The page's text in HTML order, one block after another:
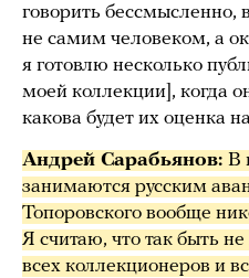
говорить бессмысленно,
не самим человеком, а
я готовлю несколько
моей коллекции], когда
какова будет их оценка
Андрей Сарабьянов: В
занимаются русским
Топоровского вообще
Я считаю, что так быть
всех коллекционеров и